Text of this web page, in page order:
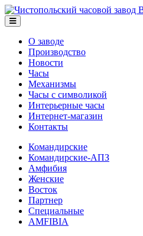
О заводе
Производство
Новости
Часы
Механизмы
Часы с символикой
Интерьерные часы
Интернет-магазин
Контакты
Командирские
Командирские-АПЗ
Амфибия
Женские
Восток
Партнер
Специальные
AMFIBIA